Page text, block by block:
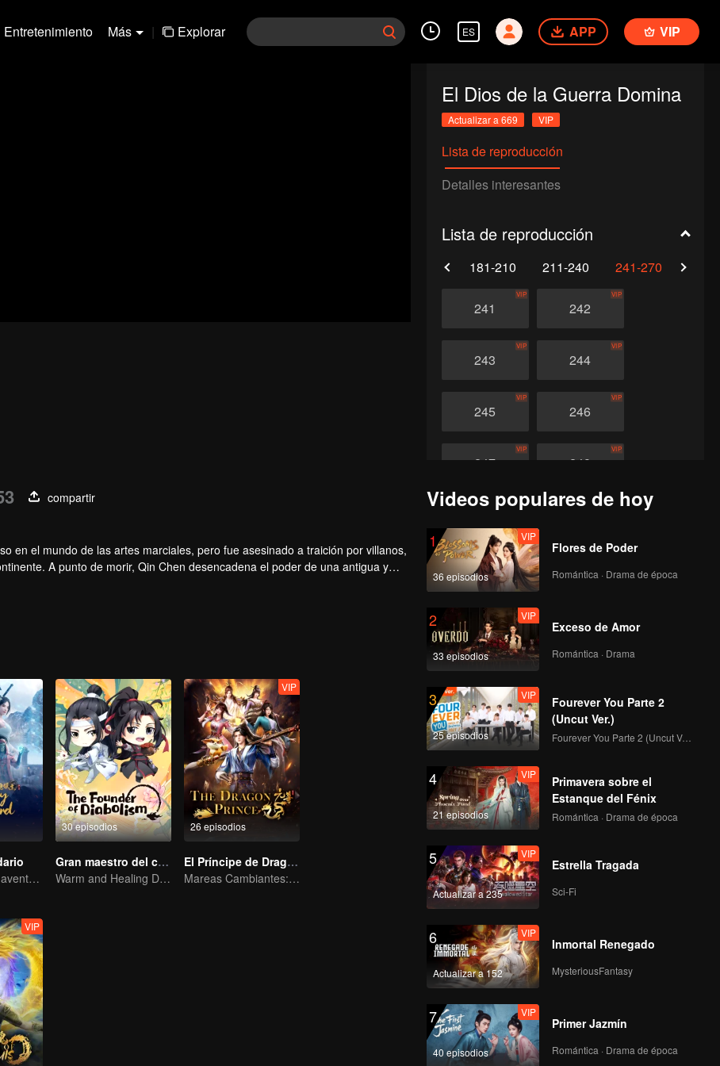
Entretenimiento Más | Explorar ES APP VIP
El Dios de la Guerra Domina
Actualizar a 669 VIP
Lista de reproducción
Detalles interesantes
Lista de reproducción
181-210 211-240 241-270
241
VIP
242
VIP
243
VIP
244
VIP
245
VIP
246
VIP
247
VIP
248
VIP
249
VIP VIP
251
VIP VIP
253
255
VIP VIP
257
VIP
258
VIP
259
261
VIP
262
263
VIP
264
VIP
265
267
VIP
268
269
VIP
270
compartir
en el mundo de las artes marciales, pero fue asesinado a traición por villanos,
A punto de morir, Qin Chen desencadena el poder de una antigua y
Extraordinaria aventura, una adolescente renacida de la adversidad.
30 episodios
Gran maestro del cultivo demoníaco Q
Warm and Healing Daily Life
26 episodios
VIP
El Príncipe de Dragón
Mareas Cambiantes: La Odisea de un Joven Escritor
VIP
Videos populares de hoy
1
36 episodios
VIP
Flores de Poder
Romántica · Drama de época
2
33 episodios
VIP
Exceso de Amor
Romántica · Drama
3
25 episodios
VIP
Fourever You Parte 2
(Uncut Ver.)
Fourever You Parte 2 (Uncut Ver.)
4
21 episodios
VIP
Primavera sobre el
Estanque del Fénix
Romántica · Drama de época
5
Actualizar a 235
VIP
Estrella Tragada
Sci-Fi
6
Actualizar a 152
VIP
Inmortal Renegado
MysteriousFantasy
7
40 episodios
VIP
Primer Jazmín
Romántica · Drama de época